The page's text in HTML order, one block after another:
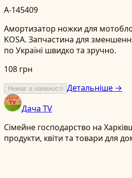
A-145409
Амортизатор ножки для
KOSA. Запчастина для
по Україні швидко та зручно.
108 грн
Немає в наявності Детальніше →
Дача TV
Сімейне господарство на
продукти, квіти та товари для